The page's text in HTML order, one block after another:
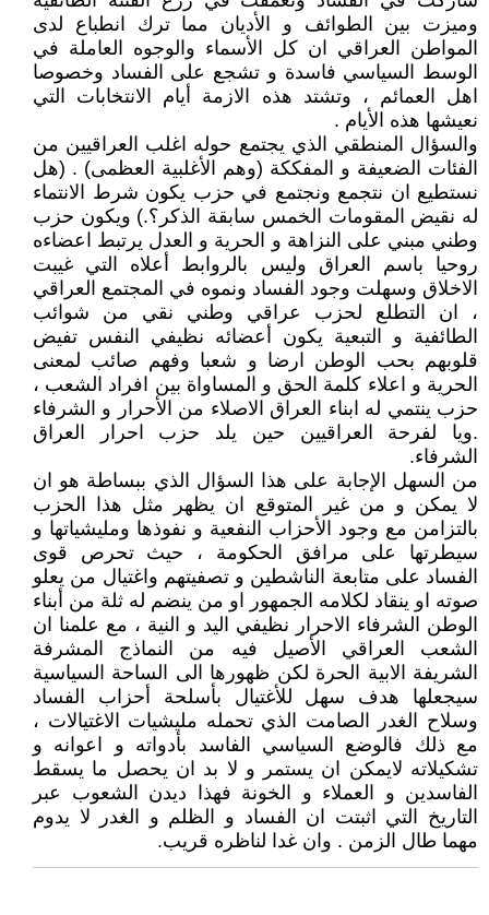
وميزت بين الطوائف و الأديان مما ترك انطباع لدى
المواطن العراقي ان كل الأسماء والوجوه العاملة في
الوسط السياسي فاسدة و تشجع على الفساد وخصوصا
اهل العمائم ، وتشتد هذه الازمة أيام الانتخابات التي
نعيشها هذه الأيام .
والسؤال المنطقي الذي يجتمع حوله اغلب العراقيين من
الفئات الضعيفة و المفككة (وهم الأغلبية العظمى) . (هل
نستطيع ان نتجمع ونجتمع في حزب يكون شرط الانتماء
له نقيض المقومات الخمس سابقة الذكر؟.) ويكون حزب
وطني مبني على النزاهة و الحرية و العدل يرتبط اعضاءه
روحيا باسم العراق وليس بالروابط أعلاه التي غيبت
الاخلاق وسهلت وجود الفساد ونموه في المجتمع العراقي
، ان التطلع لحزب عراقي وطني نقي من شوائب
الطائفية و التبعية يكون أعضائه نظيفي النفس تفيض
قلوبهم بحب الوطن ارضا و شعبا وفهم صائب لمعنى
الحرية و اعلاء كلمة الحق و المساواة بين افراد الشعب ،
حزب ينتمي له ابناء العراق الاصلاء من الأحرار و الشرفاء
.ويا لفرحة العراقيين حين يلد حزب احرار العراق
الشرفاء.
من السهل الإجابة على هذا السؤال الذي ببساطة هو ان
لا يمكن و من غير المتوقع ان يظهر مثل هذا الحزب
بالتزامن مع وجود الأحزاب النفعية و نفوذها ومليشياتها و
سيطرتها على مرافق الحكومة ، حيث تحرص قوى
الفساد على متابعة الناشطين و تصفيتهم واغتيال من يعلو
صوته او ينقاد لكلامه الجمهور او من ينضم له ثلة من أبناء
الوطن الشرفاء الاحرار نظيفي اليد و النية ، مع علمنا ان
الشعب العراقي الأصيل فيه من النماذج المشرفة
الشريفة الابية الحرة لكن ظهورها الى الساحة السياسية
سيجعلها هدف سهل للأغتيال بأسلحة أحزاب الفساد
وسلاح الغدر الصامت الذي تحمله مليشيات الاغتيالات ،
مع ذلك فالوضع السياسي الفاسد بأدواته و اعوانه و
تشكيلاته لايمكن ان يستمر و لا بد ان يحصل ما يسقط
الفاسدين و العملاء و الخونة فهذا ديدن الشعوب عبر
التاريخ التي اثبتت ان الفساد و الظلم و الغدر لا يدوم
مهما طال الزمن . وان غدا لناظره قريب.